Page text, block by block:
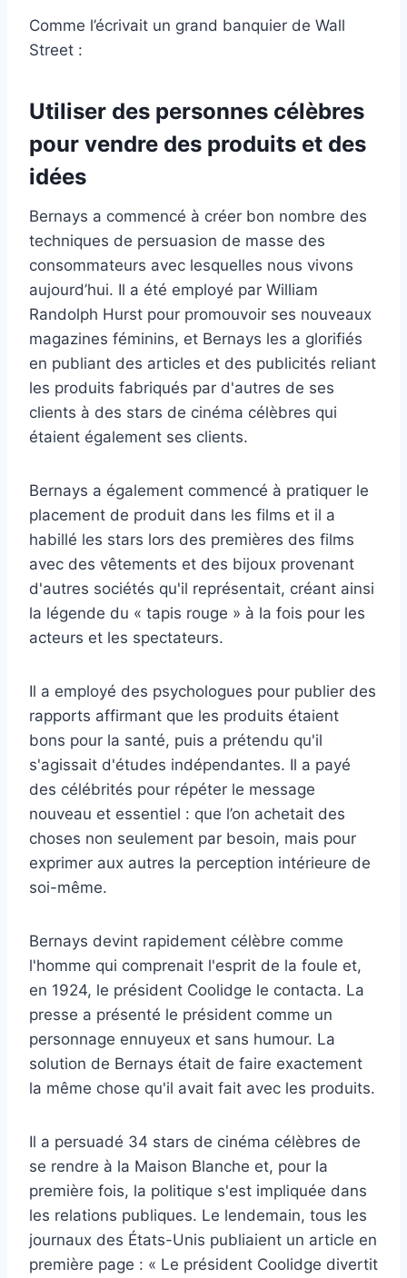
Comme l’écrivait un grand banquier de Wall
Street :
Utiliser des personnes célèbres
pour vendre des produits et des
idées
Bernays a commencé à créer bon nombre des
techniques de persuasion de masse des
consommateurs avec lesquelles nous vivons
aujourd’hui. Il a été employé par William
Randolph Hurst pour promouvoir ses nouveaux
magazines féminins, et Bernays les a glorifiés
en publiant des articles et des publicités reliant
les produits fabriqués par d'autres de ses
clients à des stars de cinéma célèbres qui
étaient également ses clients.
Bernays a également commencé à pratiquer le
placement de produit dans les films et il a
habillé les stars lors des premières des films
avec des vêtements et des bijoux provenant
d'autres sociétés qu'il représentait, créant ainsi
la légende du « tapis rouge » à la fois pour les
acteurs et les spectateurs.
Il a employé des psychologues pour publier des
rapports affirmant que les produits étaient
bons pour la santé, puis a prétendu qu'il
s'agissait d'études indépendantes. Il a payé
des célébrités pour répéter le message
nouveau et essentiel : que l’on achetait des
choses non seulement par besoin, mais pour
exprimer aux autres la perception intérieure de
soi-même.
Bernays devint rapidement célèbre comme
l'homme qui comprenait l'esprit de la foule et,
en 1924, le président Coolidge le contacta. La
presse a présenté le président comme un
personnage ennuyeux et sans humour. La
solution de Bernays était de faire exactement
la même chose qu'il avait fait avec les produits.
Il a persuadé 34 stars de cinéma célèbres de
se rendre à la Maison Blanche et, pour la
première fois, la politique s'est impliquée dans
les relations publiques. Le lendemain, tous les
journaux des États-Unis publiaient un article en
première page : « Le président Coolidge divertit